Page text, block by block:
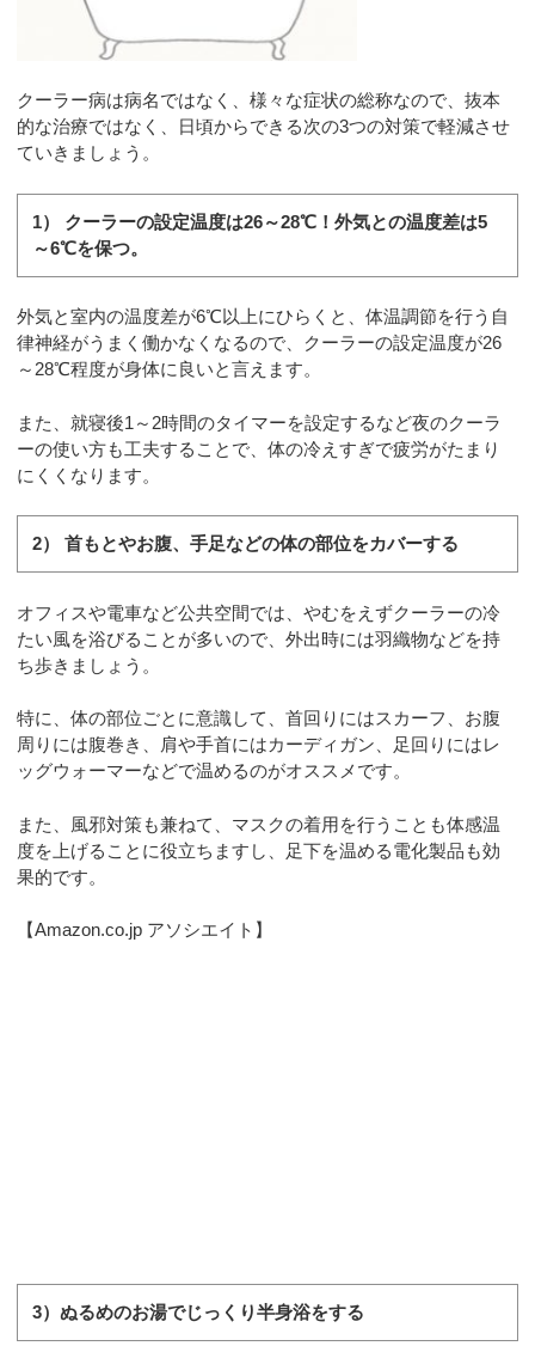
クーラー病は病名ではなく、様々な症状の総称なので、抜本
的な治療ではなく、日頃からできる次の3つの対策で軽減させ
ていきましょう。
1） クーラーの設定温度は26～28℃！外気との温度差は5
～6℃を保つ。
外気と室内の温度差が6℃以上にひらくと、体温調節を行う自
律神経がうまく働かなくなるので、クーラーの設定温度が26
～28℃程度が身体に良いと言えます。
また、就寝後1～2時間のタイマーを設定するなど夜のクーラ
ーの使い方も工夫することで、体の冷えすぎで疲労がたまり
にくくなります。
2） 首もとやお腹、手足などの体の部位をカバーする
オフィスや電車など公共空間では、やむをえずクーラーの冷
たい風を浴びることが多いので、外出時には羽織物などを持
ち歩きましょう。
特に、体の部位ごとに意識して、首回りにはスカーフ、お腹
周りには腹巻き、肩や手首にはカーディガン、足回りにはレ
ッグウォーマーなどで温めるのがオススメです。
また、風邪対策も兼ねて、マスクの着用を行うことも体感温
度を上げることに役立ちますし、足下を温める電化製品も効
果的です。
【Amazon.co.jp アソシエイト】
3）ぬるめのお湯でじっくり半身浴をする